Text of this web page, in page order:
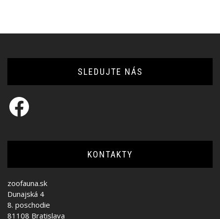
SLEDUJTE NÁS
Facebook
KONTAKTY
zoofauna.sk
Dunajská 4
8. poschodie
81108 Bratislava